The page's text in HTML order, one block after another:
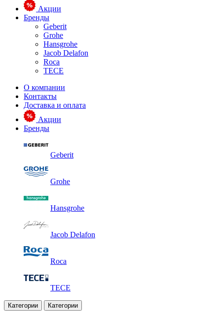
Акции
Бренды
Geberit
Grohe
Hansgrohe
Jacob Delafon
Roca
TECE
О компании
Контакты
Доставка и оплата
Акции
Бренды
Geberit
Grohe
Hansgrohe
Jacob Delafon
Roca
TECE
Категории Категории